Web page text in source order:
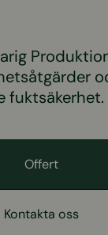
fuktsäkerhet.
Offert
Kontakta oss